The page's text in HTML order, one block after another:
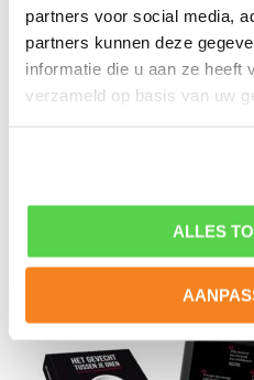
partners voor social media,
partners kunnen deze
informatie die u aan ze heeft
verzameld op basis van uw
ALLES
Neem contact op met een
en ontdek hoe jij mentaal
Of ga direct zelf aan de slag
ga zelfstandig aan de slag
methode.
: Beluister de
podcasts van